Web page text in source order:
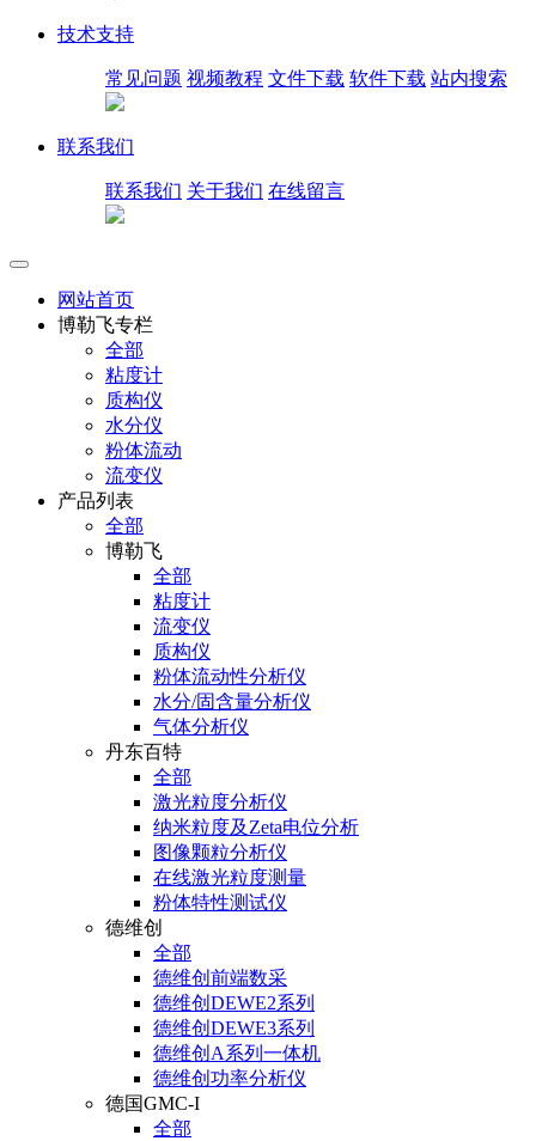
技术支持
常见问题 视频教程 文件下载 软件下载 站内搜索
联系我们
联系我们 关于我们 在线留言
网站首页
博勒飞专栏
全部
粘度计
质构仪
水分仪
粉体流动
流变仪
产品列表
全部
博勒飞
全部
粘度计
流变仪
质构仪
粉体流动性分析仪
水分/固含量分析仪
气体分析仪
丹东百特
全部
激光粒度分析仪
纳米粒度及Zeta电位分析
图像颗粒分析仪
在线激光粒度测量
粉体特性测试仪
德维创
全部
德维创前端数采
德维创DEWE2系列
德维创DEWE3系列
德维创A系列一体机
德维创功率分析仪
德国GMC-I
全部